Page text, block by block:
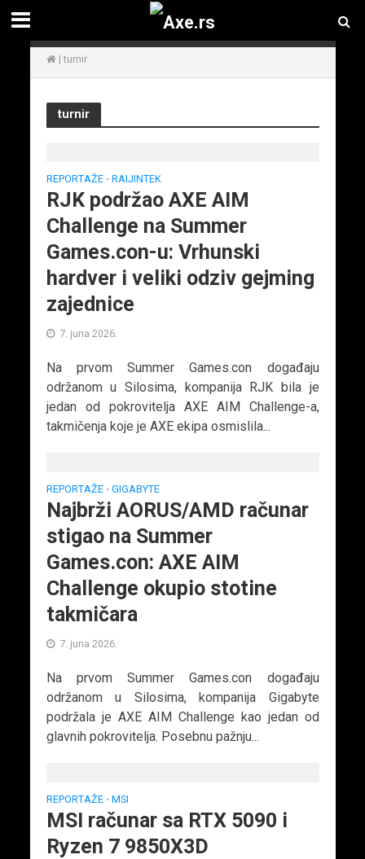
|turnir
turnir
REPORTAŽE • RAIJINTEK
RJK podržao AXE AIM
Challenge na Summer
Games.con-u: Vrhunski
hardver i veliki odziv gejming
zajednice
7. juna 2026.
Na prvom Summer Games.con događaju
održanom u Silosima, kompanija RJK bila je
jedan od pokrovitelja AXE AIM Challenge-a,
takmičenja koje je AXE ekipa osmislila...
REPORTAŽE • GIGABYTE
Najbrži AORUS/AMD računar
stigao na Summer
Games.con: AXE AIM
Challenge okupio stotine
takmičara
7. juna 2026.
Na prvom Summer Games.con događaju
održanom u Silosima, kompanija Gigabyte
podržala je AXE AIM Challenge kao jedan od
glavnih pokrovitelja. Posebnu pažnju...
REPORTAŽE • MSI
MSI računar sa RTX 5090 i
Ryzen 7 9850X3D